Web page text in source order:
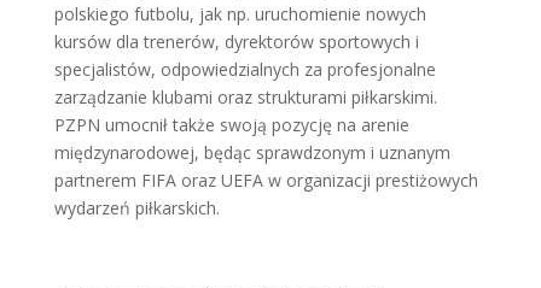
polskiego futbolu, jak np. uruchomienie nowych
kursów dla trenerów, dyrektorów sportowych i
specjalistów, odpowiedzialnych za profesjonalne
zarządzanie klubami oraz strukturami piłkarskimi.
PZPN umocnił także swoją pozycję na arenie
międzynarodowej, będąc sprawdzonym i uznanym
partnerem FIFA oraz UEFA w organizacji prestiżowych
wydarzeń piłkarskich.